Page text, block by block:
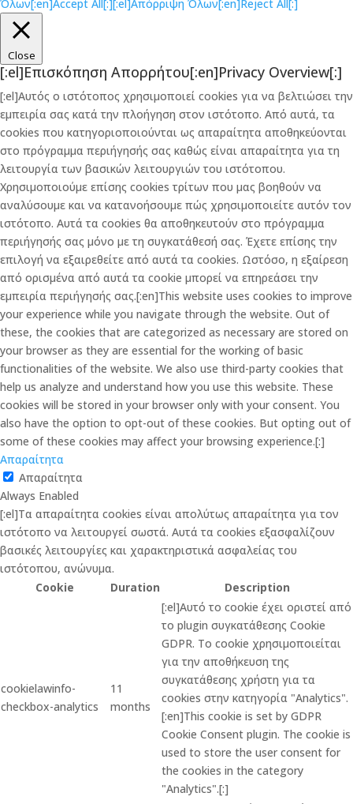
Όλων[:en]Accept All[:][:el]Απόρριψη Όλων[:en]Reject All[:]
Close
[:el]Επισκόπηση Απορρήτου[:en]Privacy Overview[:]
[:el]Αυτός ο ιστότοπος χρησιμοποιεί cookies για να βελτιώσει την
εμπειρία σας κατά την πλοήγηση στον ιστότοπο. Από αυτά, τα
cookies που κατηγοριοποιούνται ως απαραίτητα αποθηκεύονται
στο πρόγραμμα περιήγησής σας καθώς είναι απαραίτητα για τη
λειτουργία των βασικών λειτουργιών του ιστότοπου.
Χρησιμοποιούμε επίσης cookies τρίτων που μας βοηθούν να
αναλύσουμε και να κατανοήσουμε πώς χρησιμοποιείτε αυτόν τον
ιστότοπο. Αυτά τα cookies θα αποθηκευτούν στο πρόγραμμα
περιήγησής σας μόνο με τη συγκατάθεσή σας. Έχετε επίσης την
επιλογή να εξαιρεθείτε από αυτά τα cookies. Ωστόσο, η εξαίρεση
από ορισμένα από αυτά τα cookie μπορεί να επηρεάσει την
εμπειρία περιήγησής σας.[:en]This website uses cookies to improve
your experience while you navigate through the website. Out of
these, the cookies that are categorized as necessary are stored on
your browser as they are essential for the working of basic
functionalities of the website. We also use third-party cookies that
help us analyze and understand how you use this website. These
cookies will be stored in your browser only with your consent. You
also have the option to opt-out of these cookies. But opting out of
some of these cookies may affect your browsing experience.[:]
Απαραίτητα
Απαραίτητα
Always Enabled
[:el]Τα απαραίτητα cookies είναι απολύτως απαραίτητα για τον
ιστότοπο να λειτουργεί σωστά. Αυτά τα cookies εξασφαλίζουν
βασικές λειτουργίες και χαρακτηριστικά ασφαλείας του
ιστότοπου, ανώνυμα.
Cookie
Duration Description
cookielawinfo-
checkbox-analytics
11
months
[:el]Αυτό το cookie έχει οριστεί από
το plugin συγκατάθεσης Cookie
GDPR. Το cookie χρησιμοποιείται
για την αποθήκευση της
συγκατάθεσης χρήστη για τα
cookies στην κατηγορία "Analytics".
[:en]This cookie is set by GDPR
Cookie Consent plugin. The cookie is
used to store the user consent for
the cookies in the category
"Analytics".[:]